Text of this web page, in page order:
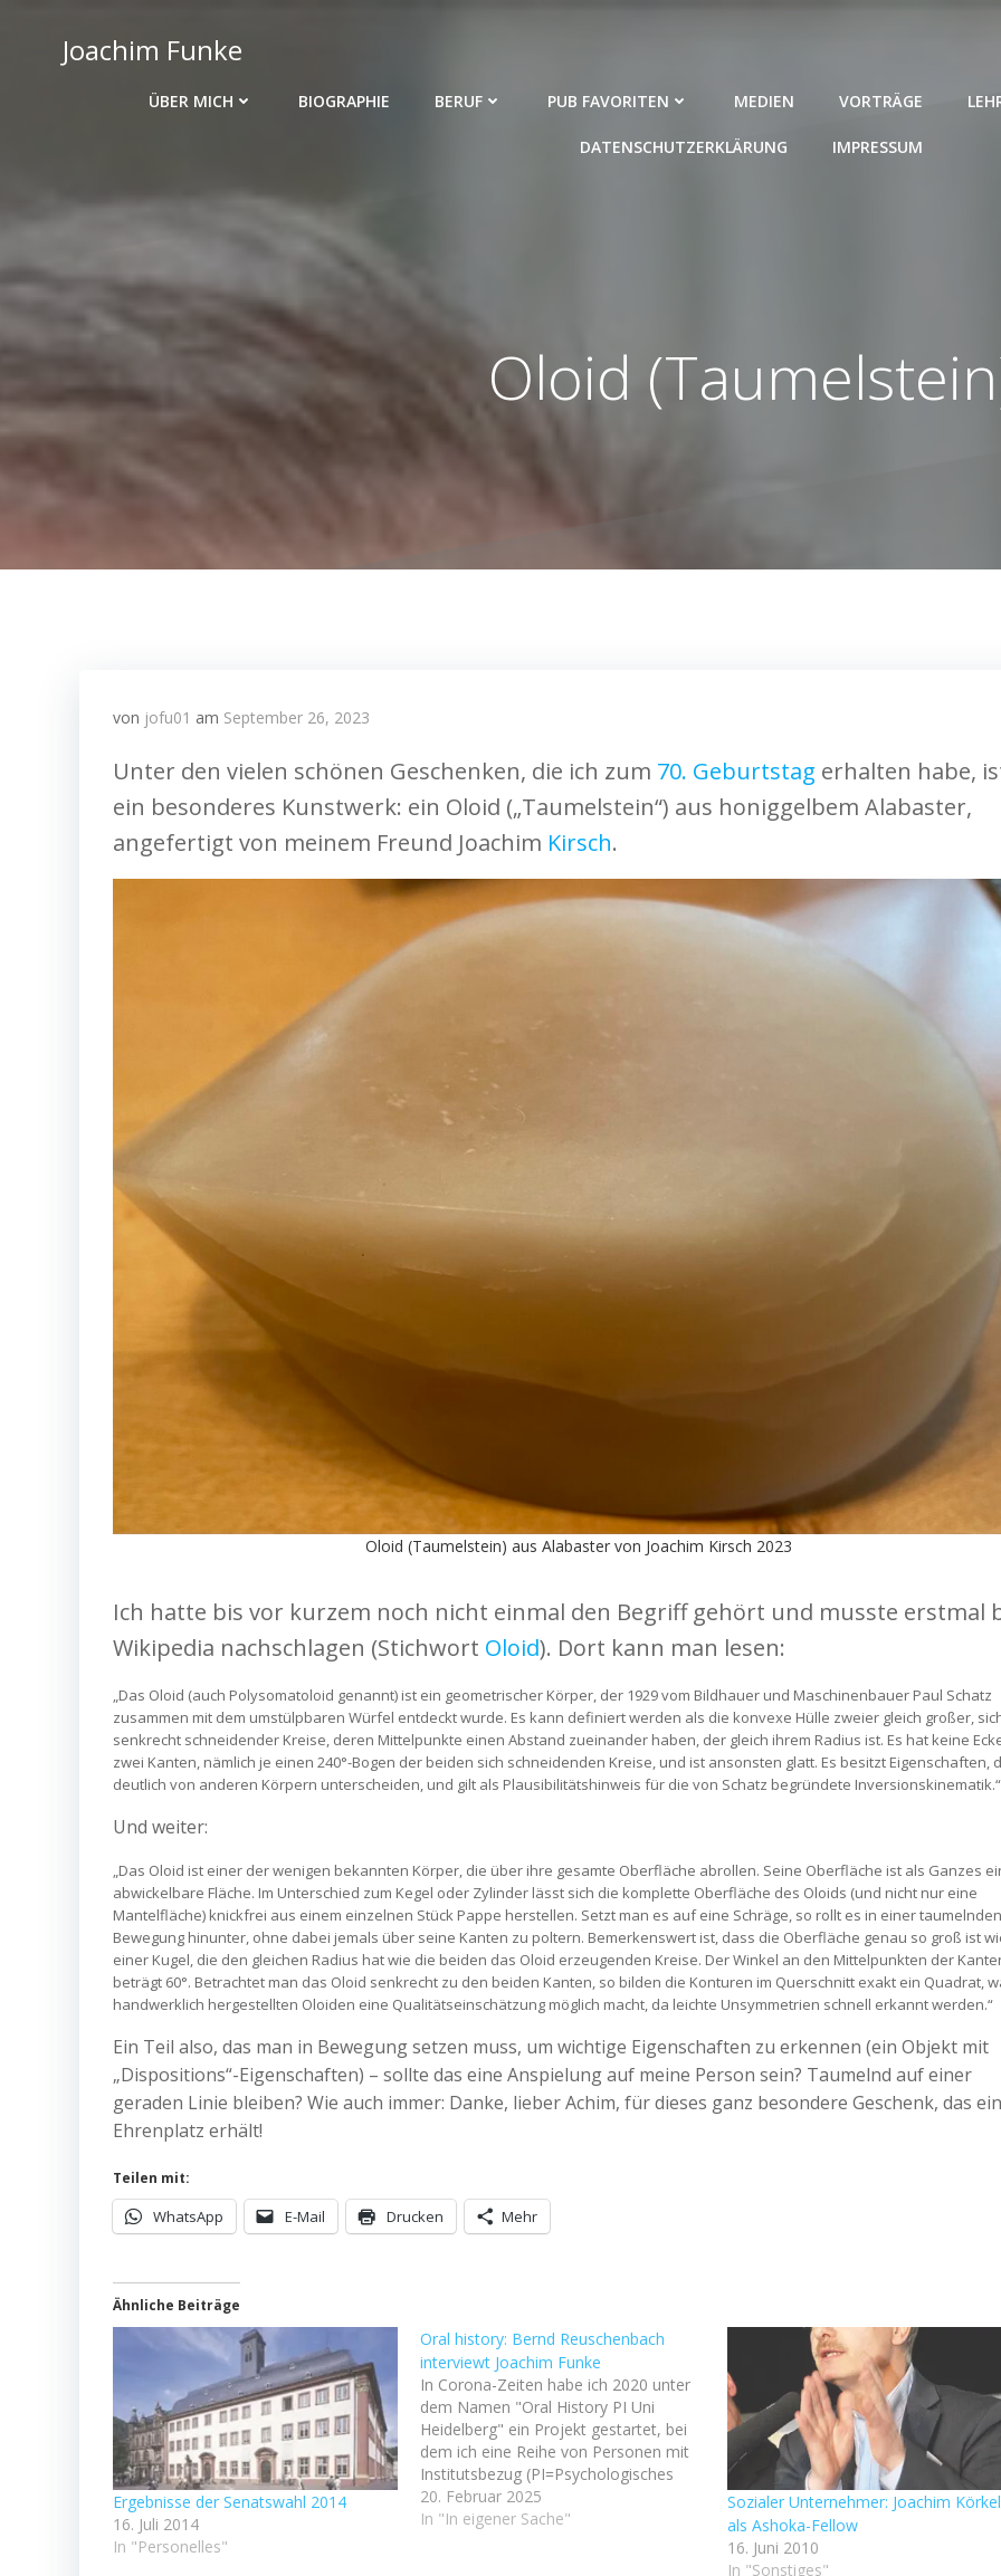
springenJoachim Funke
ÜBER MICH BIOGRAPHIE BERUF PUB FAVORITEN MEDIEN VORTRÄGE
DATENSCHUTZERKLÄRUNG IMPRESSUM
Oloid
von jofu01 am September 26, 2023
Unter den vielen schönen Geschenken, die ich zum 70. Geburtstag erhalten habe,
ein besonderes Kunstwerk: ein Oloid („Taumelstein“) aus honiggelbem Alabaster,
angefertigt von meinem Freund Joachim Kirsch.
Oloid (Taumelstein) aus Alabaster von Joachim Kirsch 2023
Ich hatte bis vor kurzem noch nicht einmal den Begriff gehört und musste erstmal
Wikipedia nachschlagen (Stichwort Oloid). Dort kann man lesen:
„Das Oloid (auch Polysomatoloid genannt) ist ein geometrischer Körper, der 1929 vom Bildhauer und Maschinenbauer Paul Schatz
zusammen mit dem umstülpbaren Würfel entdeckt wurde. Es kann definiert werden als die konvexe Hülle zweier gleich großer,
senkrecht schneidender Kreise, deren Mittelpunkte einen Abstand zueinander haben, der gleich ihrem Radius ist. Es hat keine
zwei Kanten, nämlich je einen 240°-Bogen der beiden sich schneidenden Kreise, und ist ansonsten glatt. Es besitzt Eigenschaften,
deutlich von anderen Körpern unterscheiden, und gilt als Plausibilitätshinweis für die von Schatz begründete Inversionskinematik.“
Und weiter:
„Das Oloid ist einer der wenigen bekannten Körper, die über ihre gesamte Oberfläche abrollen. Seine Oberfläche ist als Ganzes
abwickelbare Fläche. Im Unterschied zum Kegel oder Zylinder lässt sich die komplette Oberfläche des Oloids (und nicht nur eine
Mantelfläche) knickfrei aus einem einzelnen Stück Pappe herstellen. Setzt man es auf eine Schräge, so rollt es in einer taumelnden
Bewegung hinunter, ohne dabei jemals über seine Kanten zu poltern. Bemerkenswert ist, dass die Oberfläche genau so groß ist
einer Kugel, die den gleichen Radius hat wie die beiden das Oloid erzeugenden Kreise. Der Winkel an den Mittelpunkten der
beträgt 60°. Betrachtet man das Oloid senkrecht zu den beiden Kanten, so bilden die Konturen im Querschnitt exakt ein Quadrat,
handwerklich hergestellten Oloiden eine Qualitätseinschätzung möglich macht, da leichte Unsymmetrien schnell erkannt werden.“
Ein Teil also, das man in Bewegung setzen muss, um wichtige Eigenschaften zu erkennen (ein Objekt mit
„Dispositions“-Eigenschaften) – sollte das eine Anspielung auf meine Person sein? Taumelnd auf einer
geraden Linie bleiben? Wie auch immer: Danke, lieber Achim, für dieses ganz besondere Geschenk, das
Ehrenplatz erhält!
Teilen mit:
WhatsApp E-Mail Drucken Mehr
Ähnliche Beiträge
Ergebnisse der Senatswahl 2014
16. Juli 2014
In "Personelles"
Oral history: Bernd Reuschenbach
interviewt Joachim Funke
In Corona-Zeiten habe ich 2020 unter
dem Namen "Oral History PI Uni
Heidelberg" ein Projekt gestartet, bei
dem ich eine Reihe von Personen mit
Institutsbezug (PI=Psychologisches
Institut) interviewt habe und die Videos
auf YouTube verfügbar gemacht habe.
20. Februar 2025
In "In eigener Sache"
Sozialer Unternehmer: Joachim Körkel
als Ashoka-Fellow
16. Juni 2010
In "Sonstiges"